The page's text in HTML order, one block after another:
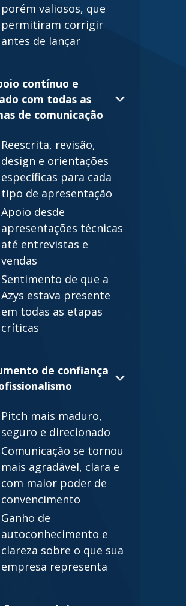
porém valiosos, que
permitiram corrigir
antes de lançar
contínuo e
com todas as
de comunicação
Reescrita, revisão,
design e orientações
específicas para cada
tipo de apresentação
Apoio desde
apresentações técnicas
até entrevistas e
vendas
Sentimento de que a
Azys estava presente
em todas as etapas
críticas
de confiança
Pitch mais maduro,
seguro e direcionado
Comunicação se tornou
mais agradável, clara e
com maior poder de
convencimento
Ganho de
autoconhecimento e
clareza sobre o que sua
empresa representa